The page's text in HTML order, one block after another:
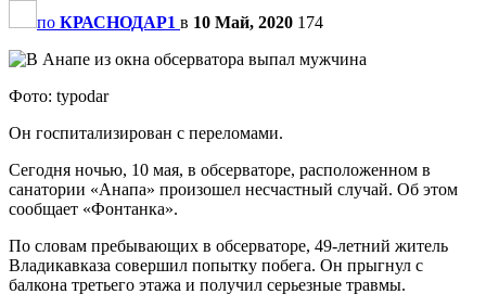
по КРАСНОДАР1 в 10 Май, 2020 174
Фото: typodar
Он госпитализирован с переломами.
Сегодня ночью, 10 мая, в обсерваторе, расположенном в
санатории «Анапа» произошел несчастный случай. Об этом
сообщает «Фонтанка».
По словам пребывающих в обсерваторе, 49-летний житель
Владикавказа совершил попытку побега. Он прыгнул с
балкона третьего этажа и получил серьезные травмы.